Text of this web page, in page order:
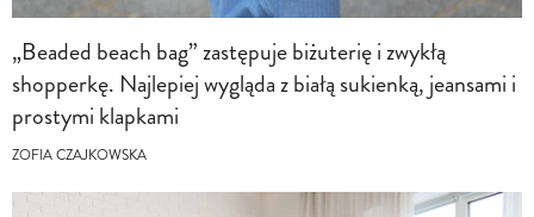
„Beaded beach bag” zastępuje biżuterię i zwykłą
shopperkę. Najlepiej wygląda z białą sukienką, jeansami i
prostymi klapkami
ZOFIA CZAJKOWSKA